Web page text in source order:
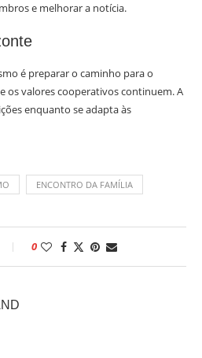
e melhorar a notícia.
é preparar o caminho para o
os valores cooperativos continuem. A
enquanto se adapta às
ENCONTRO DA FAMÍLIA
0